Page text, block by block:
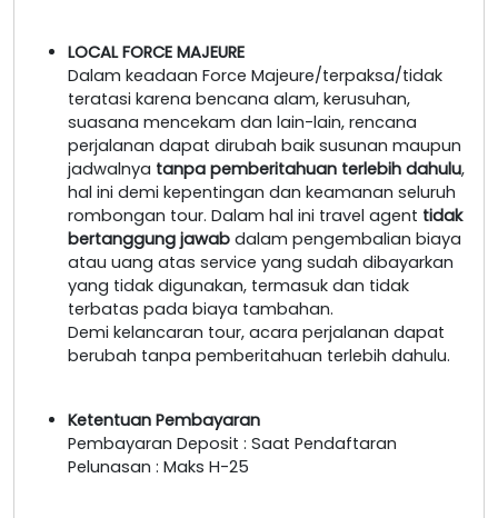
LOCAL FORCE MAJEURE
Dalam keadaan Force Majeure/terpaksa/tidak
teratasi karena bencana alam, kerusuhan,
suasana mencekam dan lain-lain, rencana
perjalanan dapat dirubah baik susunan maupun
jadwalnya tanpa pemberitahuan terlebih dahulu,
hal ini demi kepentingan dan keamanan seluruh
rombongan tour. Dalam hal ini travel agent tidak
bertanggung jawab dalam pengembalian biaya
atau uang atas service yang sudah dibayarkan
yang tidak digunakan, termasuk dan tidak
terbatas pada biaya tambahan.
Demi kelancaran tour, acara perjalanan dapat
berubah tanpa pemberitahuan terlebih dahulu.
Ketentuan Pembayaran
Pembayaran Deposit : Saat Pendaftaran
Pelunasan : Maks H-25